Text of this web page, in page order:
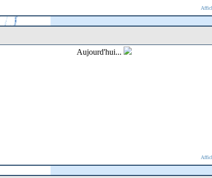
Aujourd'hui...